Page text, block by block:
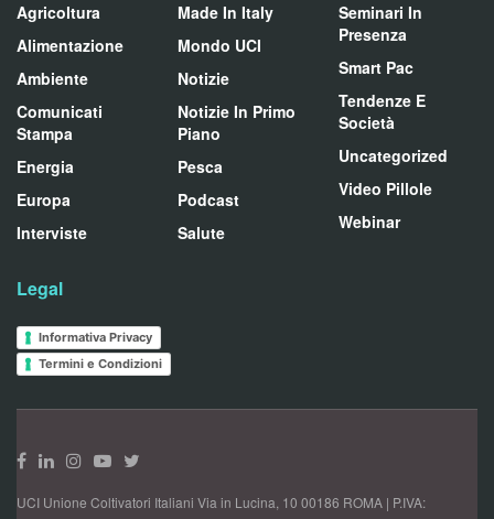
Agricoltura
Alimentazione
Ambiente
Comunicati
Stampa
Energia
Europa
Interviste
Made In Italy
Mondo UCI
Notizie
Notizie In Primo
Piano
Pesca
Podcast
Salute
Seminari In
Presenza
Smart Pac
Tendenze E
Società
Uncategorized
Video Pillole
Webinar
Legal
Informativa Privacy
Termini e Condizioni
UCI Unione Coltivatori Italiani Via in Lucina, 10 00186 ROMA | P.IVA: